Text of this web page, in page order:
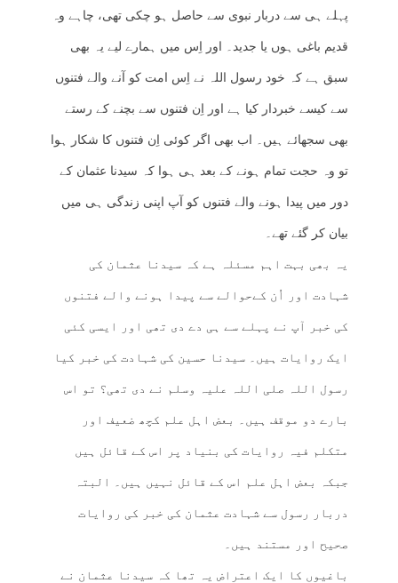
پہلے ہی سے دربار نبوی سے حاصل ہو چکی تھی، چاہے وہ
قدیم باغی ہوں یا جدید۔ اور اِس میں ہمارے لیے یہ بھی
سبق ہے کہ خود رسول اللہ نے اِس امت کو آنے والے فتنوں
سے کیسے خبردار کیا ہے اور اِن فتنوں سے بچنے کے رستے
بھی سجھائے ہیں۔ اب بھی اگر کوئی اِن فتنوں کا شکار ہوا
تو وہ حجت تمام ہونے کے بعد ہی ہوا کہ سیدنا عثمان کے
دور میں پیدا ہونے والے فتنوں کو آپ اپنی زندگی ہی میں
بیان کر گئے تھے۔
یہ بھی بہت اہم مسئلہ ہے کہ سیدنا عثمان کی
شہادت اور اُن کےحوالے سے پیدا ہونے والے فتنوں
کی خبر آپ نے پہلے سے ہی دے دی تھی اور ایسی کئی
ایک روایات ہیں۔ سیدنا حسین کی شہادت کی خبر کیا
رسول اللہ صلی اللہ علیہ وسلم نے دی تھی؟ تو اس
بارے دو موقف ہیں۔ بعض اہل علم کچھ ضعیف اور
متکلم فیہ روایات کی بنیاد پر اس کے قائل ہیں
جبکہ بعض اہل علم اس کے قائل نہیں ہیں۔ البتہ
دربار رسول سے شہادت عثمان کی خبر کی روایات
صحیح اور مستند ہیں۔
باغیوں کا ایک اعتراض یہ تھا کہ سیدنا عثمان نے